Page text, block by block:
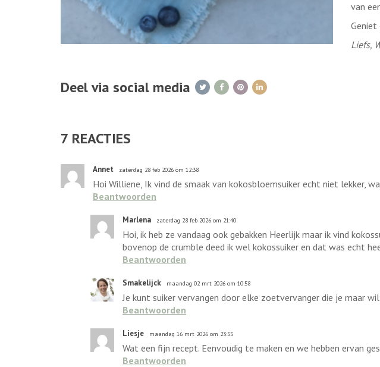
van
Geniet
Liefs,
Deel via social media
7 REACTIES
Annet zaterdag 28 feb 2026 om 12:38
Hoi Williene, Ik vind de smaak van kokosbloemsuiker echt niet lekker,
Beantwoorden
Marlena zaterdag 28 feb 2026 om 21:40
Hoi, ik heb ze vandaag ook gebakken Heerlijk maar ik vind
bovenop de crumble deed ik wel kokossuiker en dat was echt
Beantwoorden
Smakelijck maandag 02 mrt 2026 om 10:58
Je kunt suiker vervangen door elke zoetvervanger die je maar
Beantwoorden
Liesje maandag 16 mrt 2026 om 23:55
Wat een fijn recept. Eenvoudig te maken en we hebben ervan
Beantwoorden